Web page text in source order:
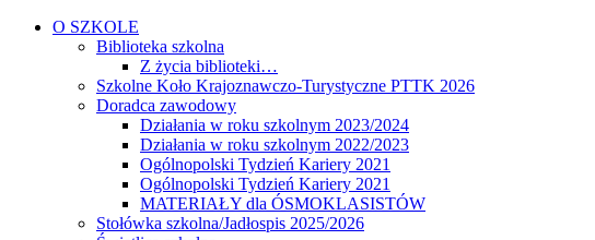
O SZKOLE
Biblioteka szkolna
Z życia biblioteki…
Szkolne Koło Krajoznawczo-Turystyczne PTTK 2026
Doradca zawodowy
Działania w roku szkolnym 2023/2024
Działania w roku szkolnym 2022/2023
Ogólnopolski Tydzień Kariery 2021
Ogólnopolski Tydzień Kariery 2021
MATERIAŁY dla ÓSMOKLASISTÓW
Stołówka szkolna/Jadłospis 2025/2026